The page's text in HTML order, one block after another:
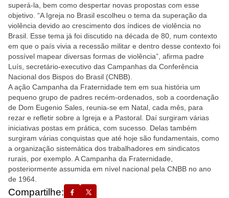
superá-la, bem como despertar novas propostas com esse
objetivo. “A Igreja no Brasil escolheu o tema da superação da
violência devido ao crescimento dos índices de violência no
Brasil. Esse tema já foi discutido na década de 80, num contexto
em que o país vivia a recessão militar e dentro desse contexto foi
possível mapear diversas formas de violência”, afirma padre
Luís, secretário-executivo das Campanhas da Conferência
Nacional dos Bispos do Brasil (CNBB).
A ação Campanha da Fraternidade tem em sua história um
pequeno grupo de padres recém-ordenados, sob a coordenação
de Dom Eugenio Sales, reunia-se em Natal, cada mês, para
rezar e refletir sobre a Igreja e a Pastoral. Daí surgiram várias
iniciativas postas em prática, com sucesso. Delas também
surgiram várias conquistas que até hoje são fundamentais, como
a organização sistemática dos trabalhadores em sindicatos
rurais, por exemplo. A Campanha da Fraternidade,
posteriormente assumida em nível nacional pela CNBB no ano
de 1964.
Compartilhe: